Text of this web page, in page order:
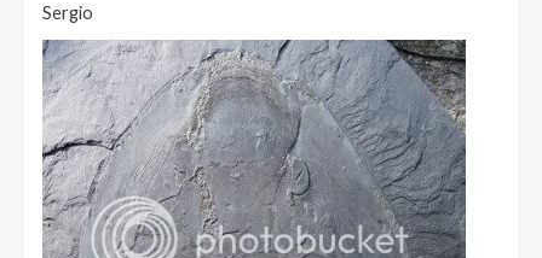
Sergio